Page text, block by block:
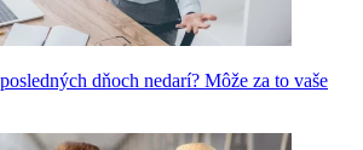
dňoch nedarí? Môže za to vaše